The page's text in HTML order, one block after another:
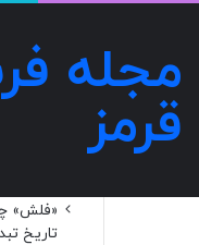
مجله
قرمز
«فلش»
تاریخ